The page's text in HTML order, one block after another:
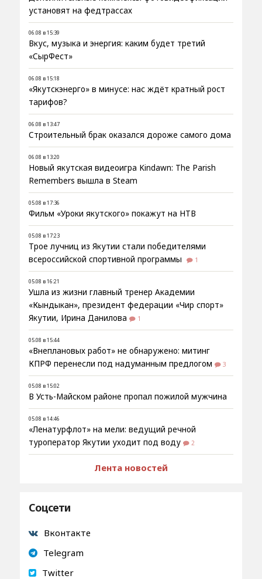
установят на федтрассах
06.08 в 15:39
Вкус, музыка и энергия: каким будет третий
«СырФест»
06.08 в 15:18
«Якутскэнерго» в минусе: нас ждёт кратный рост
тарифов?
06.08 в 13:47
Строительный брак оказался дороже самого дома
06.08 в 13:20
Новый якутская видеоигра Kindawn: The Parish
Remembers вышла в Steam
05.08 в 17:36
Фильм «Уроки якутского» покажут на НТВ
05.08 в 17:23
Трое лучниц из Якутии стали победителями
всероссийской спортивной программы
1
05.08 в 16:21
Ушла из жизни главный тренер Академии
«Кындыкан», президент федерации «Чир спорт»
Якутии, Ирина Данилова
1
05.08 в 15:44
«Внеплановых работ» не обнаружено: митинг
КПРФ перенесли под надуманным предлогом
3
05.08 в 15:02
В Усть-Майском районе пропал пожилой мужчина
05.08 в 14:46
«Ленатурфлот» на мели: ведущий речной
туроператор Якутии уходит под воду
2
Лента новостей
Соцсети
Вконтакте
Telegram
Twitter